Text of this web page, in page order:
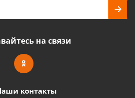
на связи
контакты